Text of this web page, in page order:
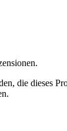
die dieses